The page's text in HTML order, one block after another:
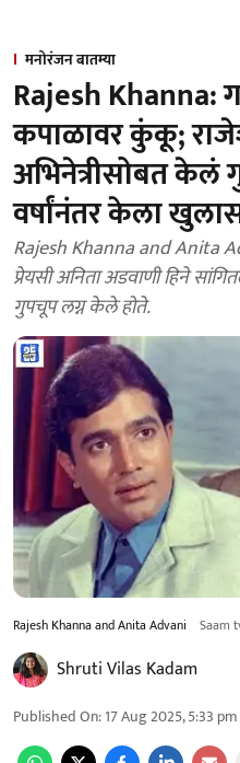
मनोरंजन बातम्या
Rajesh Khanna:
कपाळावर कुंकू;
अभिनेत्रीसोबत
वर्षांनंतर केला
Rajesh Khanna and Anita Advani: राजेश खन्ना
प्रेयसी अनिता अडवाणी हिने
गुपचूप लग्न केले होते.
Rajesh Khanna and Anita Advani Saam
Shruti Vilas Kadam
Published On:17 Aug 2025, 5:33 pm